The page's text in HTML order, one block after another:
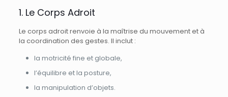
1. Le Corps Adroit
Le corps adroit renvoie à la maîtrise du mouvement et à
la coordination des gestes. Il inclut :
la motricité fine et globale,
l’équilibre et la posture,
la manipulation d’objets.